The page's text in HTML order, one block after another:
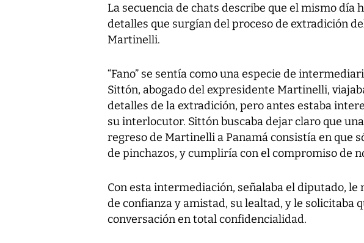
La secuencia de chats describe que el mismo día
detalles que surgían del proceso de extradición
Martinelli.
“Fano” se sentía como una especie de
Sittón, abogado del expresidente Martinelli,
detalles de la extradición, pero antes estaba
su interlocutor. Sittón buscaba dejar claro que
regreso de Martinelli a Panamá consistía en que
de pinchazos, y cumpliría con el compromiso de
Con esta intermediación, señalaba el diputado, le
de confianza y amistad, su lealtad, y le solicitaba
conversación en total confidencialidad.